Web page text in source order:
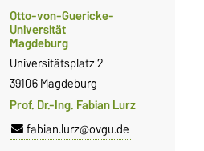
Otto-von-Guericke-
Universität
Magdeburg
Universitätsplatz 2
39106 Magdeburg
Prof. Dr.-Ing. Fabian Lurz
fabian.lurz@ovgu.de